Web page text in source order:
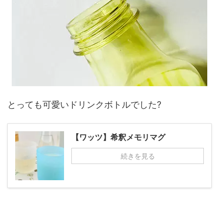
とっても可愛いドリンクボトルでした?
【ワッツ】希釈メモリマグ
続きを見る